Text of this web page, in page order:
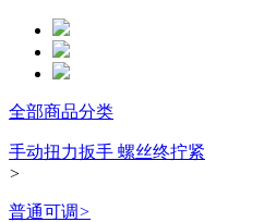
全部商品分类
手动扭力扳手 螺丝终拧紧
>
普通可调>